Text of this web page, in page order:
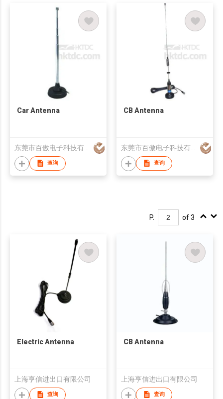
Car Antenna
查询
CB Antenna
查询
P. of 3
Electric Antenna
上海亨信进出口有限公司
查询
CB Antenna
上海亨信进出口有限公司
查询